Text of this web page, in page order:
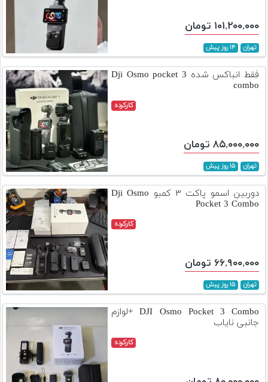
۱۰۱,۲۰۰,۰۰۰ تومان
تهران ۱۴ روز پیش
فقط انباکس شده Dji Osmo pocket 3
combo
کارکرده
۸۵,۰۰۰,۰۰۰ تومان
تهران ۱۵ روز پیش
دوربین اسمو پاکت ۳‌ کمبو Dji Osmo
Pocket 3 Combo
کارکرده
۶۶,۹۰۰,۰۰۰ تومان
تهران ۱۵ روز پیش
DJI Osmo Pocket 3 Combo +لوازم
جانبی نایاب
کارکرده